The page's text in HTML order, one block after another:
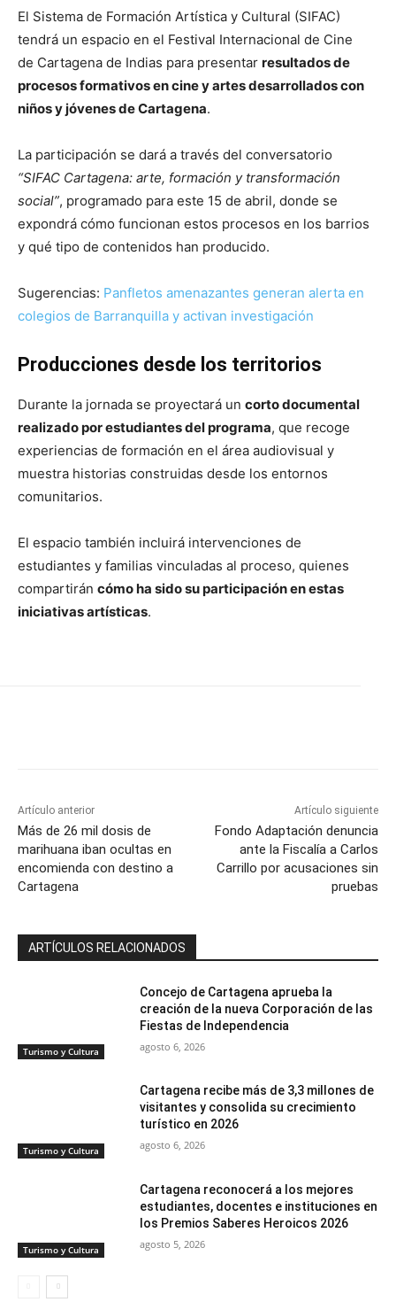
El Sistema de Formación Artística y Cultural (SIFAC)
tendrá un espacio en el Festival Internacional de Cine
de Cartagena de Indias para presentar resultados de
procesos formativos en cine y artes desarrollados con
niños y jóvenes deCartagena.
La participación se dará a través del conversatorio
“SIFAC Cartagena: arte, formación y transformación
social”, programado para este 15 de abril, donde se
expondrá cómo funcionan estos procesos en los barrios
y qué tipo de contenidos han producido.
Sugerencias: Panfletos amenazantes generan alerta en
colegios de Barranquilla y activan investigación
Producciones desde los territorios
Durante la jornada se proyectará un corto documental
realizado por estudiantes del programa, que recoge
experiencias de formación en el área audiovisual y
muestra historias construidas desde los entornos
comunitarios.
El espacio también incluirá intervenciones de
estudiantes y familias vinculadas al proceso, quienes
compartirán cómo ha sido su participación en estas
iniciativas artísticas.
Artículo anterior
Más de 26 mil dosis de
marihuana iban ocultas en
encomienda con destino a
Cartagena
Artículo siguiente
Fondo Adaptación denuncia
ante la Fiscalía a Carlos
Carrillo por acusaciones sin
pruebas
ARTÍCULOS RELACIONADOS
Turismo y Cultura
Concejo de Cartagena aprueba la
creación de la nueva Corporación de las
Fiestas de Independencia
agosto 6, 2026
Turismo y Cultura
Cartagena recibe más de 3,3 millones de
visitantes y consolida su crecimiento
turístico en 2026
agosto 6, 2026
Turismo y Cultura
Cartagena reconocerá a los mejores
estudiantes, docentes e instituciones en
los Premios Saberes Heroicos 2026
agosto 5, 2026